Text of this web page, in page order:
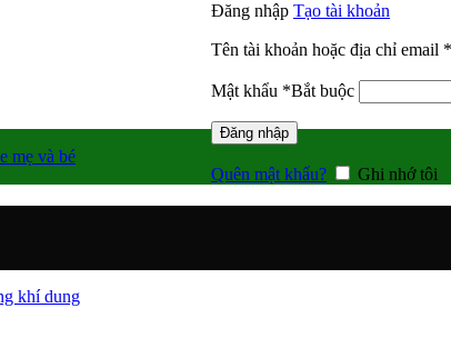
Đăng nhập Tạo tài khoản
Tên tài khoản hoặc địa chỉ email *
Mật khẩu *Bắt buộc
Đăng nhập
Quên mật khẩu? Ghi nhớ tôi
mẹ và bé
khí dung